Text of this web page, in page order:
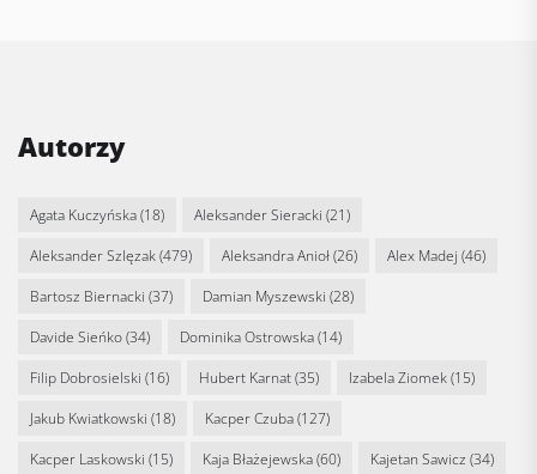
Autorzy
Agata Kuczyńska(18) Aleksander Sieracki (21)
Aleksander Szlęzak(479) Aleksandra Anioł(26) Alex Madej (46)
Bartosz Biernacki (37) Damian Myszewski (28)
Davide Sieńko(34) Dominika Ostrowska(14)
Filip Dobrosielski (16) Hubert Karnat(35) Izabela Ziomek(15)
Jakub Kwiatkowski (18) Kacper Czuba(127)
Kacper Laskowski (15) Kaja Błażejewska(60) Kajetan Sawicz (34)